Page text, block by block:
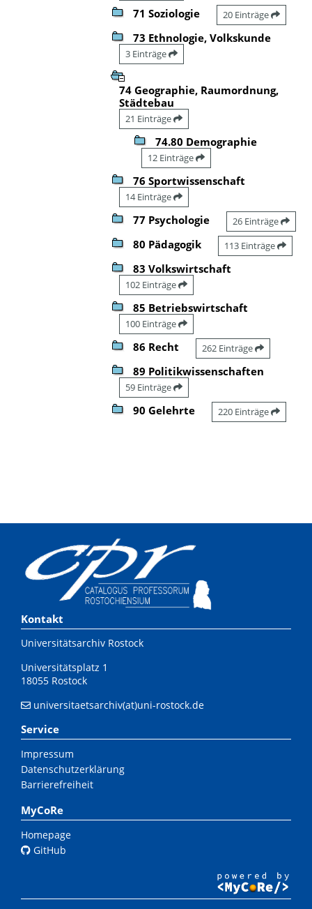
71 Soziologie 20 Einträge
73 Ethnologie, Volkskunde
3 Einträge
74 Geographie, Raumordnung,
Städtebau
21 Einträge
74.80 Demographie
12 Einträge
76 Sportwissenschaft
14 Einträge
77 Psychologie 26 Einträge
80 Pädagogik 113 Einträge
83 Volkswirtschaft
102 Einträge
85 Betriebswirtschaft
100 Einträge
86 Recht 262 Einträge
89 Politikwissenschaften
59 Einträge
90 Gelehrte 220 Einträge
Kontakt
Universitätsarchiv Rostock
Universitätsplatz 1
18055 Rostock
universitaetsarchiv(at)uni-rostock.de
Service
Impressum
Datenschutzerklärung
Barrierefreiheit
MyCoRe
Homepage
GitHub